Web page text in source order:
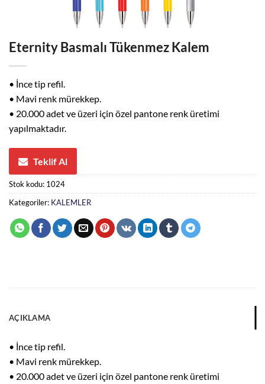
Eternity Basmalı Tükenmez Kalem
• İnce tip refil.
• Mavi renk mürekkep.
• 20.000 adet ve üzeri için özel pantone renk üretimi
yapılmaktadır.
Teklif Al
Stok kodu: 1024
Kategoriler: KALEMLER
AÇIKLAMA
• İnce tip refil.
• Mavi renk mürekkep.
• 20.000 adet ve üzeri için özel pantone renk üretimi